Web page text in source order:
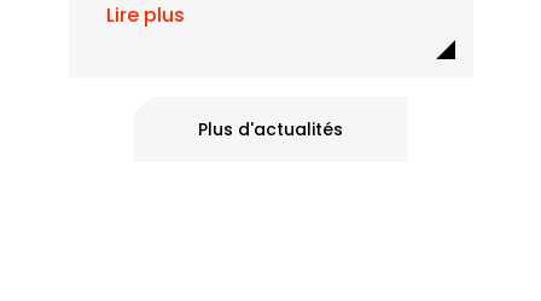
Plus d'actualités
Lire plus